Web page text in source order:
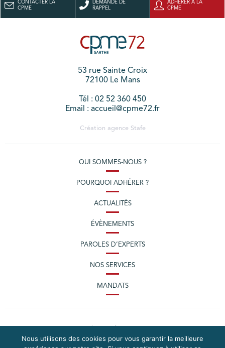
CONTACTER LA
CPME
DEMANDE DE
RAPPEL
ADHÉRER À LA
CPME
53 rue Sainte Croix
72100 Le Mans
Tél : 02 52 360 450
Email : accueil@cpme72.fr
Création agence Stafe
QUI SOMMES-NOUS ?
POURQUOI ADHÉRER ?
ACTUALITÉS
ÉVÈNEMENTS
PAROLES D’EXPERTS
NOS SERVICES
MANDATS
Nous utilisons des cookies pour vous garantir la meilleure